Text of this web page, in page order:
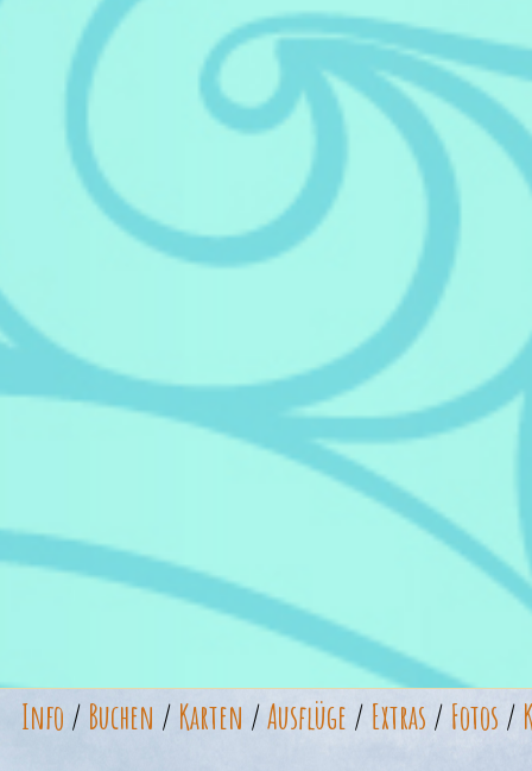
Info / Buchen / Karten /Ausflüge / Extras / Fotos /